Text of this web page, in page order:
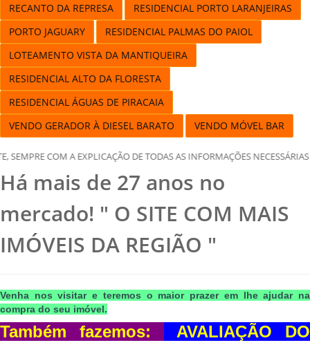
RECANTO DA REPRESA
RESIDENCIAL PORTO LARANJEIRAS
PORTO JAGUARY
RESIDENCIAL PALMAS DO PAIOL
LOTEAMENTO VISTA DA MANTIQUEIRA
RESIDENCIAL ALTO DA FLORESTA
RESIDENCIAL ÁGUAS DE PIRACAIA
VENDO GERADOR À DIESEL BARATO
VENDO MÓVEL BAR
DE TODAS AS INFORMAÇÕES NECESSÁRIAS E UMA ANÁLISE
Há mais de 27 anos no
mercado! " O SITE COM MAIS
IMÓVEIS DA REGIÃO "
Venha nos visitar e teremos o maior prazer em lhe ajudar na
compra do seu imóvel.
Também fazemos:
AVALIAÇÃO DO